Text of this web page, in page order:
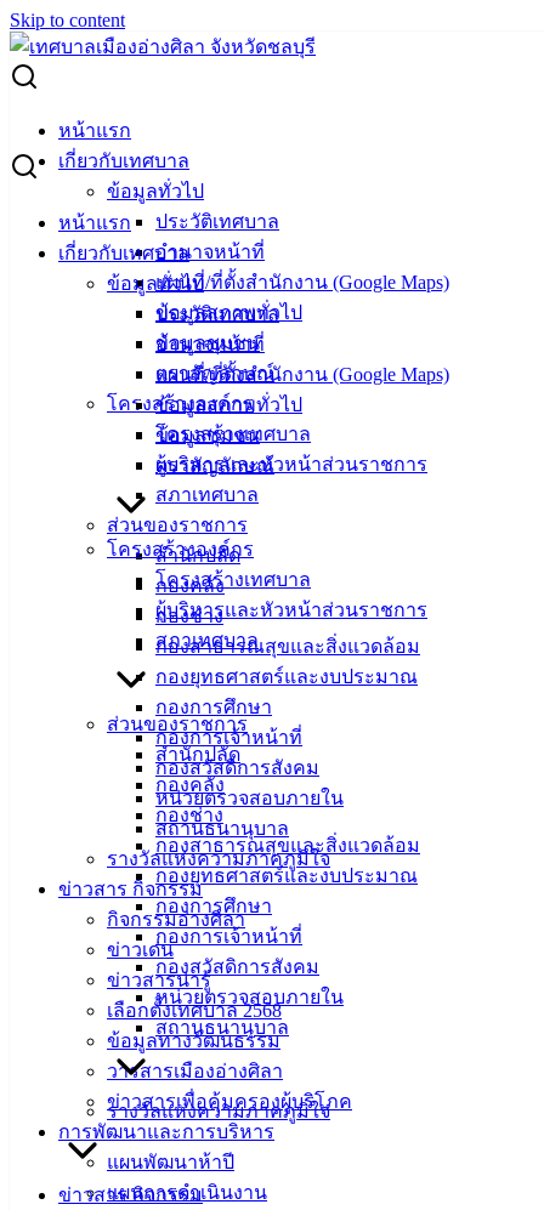
Skip to content
หน้าแรก
เกี่ยวกับเทศบาล
ข้อมูลทั่วไป
ประวัติเทศบาล
อำนาจหน้าที่
แผนที่/ที่ตั้งสำนักงาน (Google Maps)
ข้อมูลสภาพทั่วไป
ข้อมูลชุมชน
ตราสัญลักษณ์
โครงสร้างองค์กร
โครงสร้างเทศบาล
ผู้บริหารและหัวหน้าส่วนราชการ
สภาเทศบาล
ส่วนของราชการ
สำนักปลัด
กองคลัง
กองช่าง
กองสาธารณสุขและสิ่งแวดล้อม
กองยุทธศาสตร์และงบประมาณ
กองการศึกษา
กองการเจ้าหน้าที่
กองสวัสดิการสังคม
หน่วยตรวจสอบภายใน
สถานธนานุบาล
รางวัลแห่งความภาคภูมิใจ
ข่าวสาร กิจกรรม
กิจกรรมอ่างศิลา
ข่าวเด่น
ข่าวสารน่ารู้
เลือกตั้งเทศบาล 2568
ข้อมูลทางวัฒนธรรม
วารสารเมืองอ่างศิลา
ข่าวสารเพื่อคุ้มครองผู้บริโภค
การพัฒนาและการบริหาร
แผนพัฒนาห้าปี
แผนการดำเนินงาน
หน้าแรก
เกี่ยวกับเทศบาล
ข้อมูลทั่วไป
ประวัติเทศบาล
อำนาจหน้าที่
แผนที่/ที่ตั้งสำนักงาน (Google Maps)
ข้อมูลสภาพทั่วไป
ข้อมูลชุมชน
ตราสัญลักษณ์
โครงสร้างองค์กร
โครงสร้างเทศบาล
ผู้บริหารและหัวหน้าส่วนราชการ
สภาเทศบาล
ส่วนของราชการ
สำนักปลัด
กองคลัง
กองช่าง
กองสาธารณสุขและสิ่งแวดล้อม
กองยุทธศาสตร์และงบประมาณ
กองการศึกษา
กองการเจ้าหน้าที่
กองสวัสดิการสังคม
หน่วยตรวจสอบภายใน
สถานธนานุบาล
รางวัลแห่งความภาคภูมิใจ
ข่าวสาร กิจกรรม
Search for:
ผู้ชนะการเสนอราคา ซ่อมรถยนต์ ทะเบียน ขง 7240 ชลบุรี
ผู้ชนะการเสนอราคา ซ่อมรถยนต์ ทะเบียน
ขง 7240 ชลบุรี
กรกฎาคม 18, 2023กรกฎาคม 18, 2023
ประกาศผู้ชนะ
ซ่อมรถยนต์ ทะเบียน ขง 7240 ชลบุรีดาวน์โหลด
เทศบาล